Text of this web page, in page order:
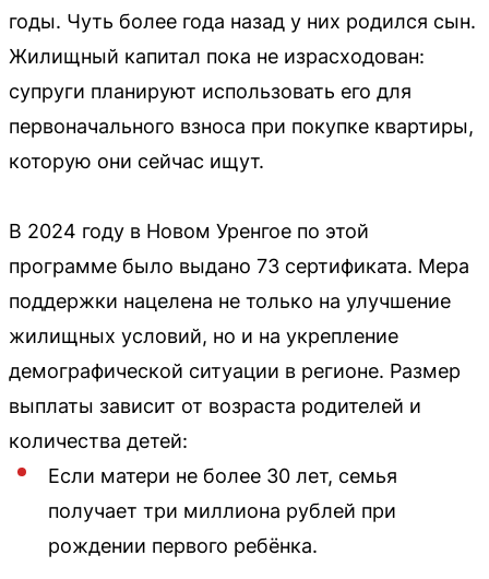
годы. Чуть более года назад у них родился сын.
Жилищный капитал пока не израсходован:
супруги планируют использовать его для
первоначального взноса при покупке квартиры,
которую они сейчас ищут.
В 2024 году в Новом Уренгое по этой
программе было выдано 73 сертификата. Мера
поддержки нацелена не только на улучшение
жилищных условий, но и на укрепление
демографической ситуации в регионе. Размер
выплаты зависит от возраста родителей и
количества детей:
Если матери не более 30 лет, семья
получает три миллиона рублей при
рождении первого ребёнка.